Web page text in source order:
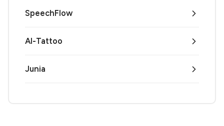
SpeechFlow
AI-Tattoo
Junia